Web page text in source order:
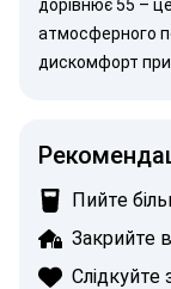
дорівнює 55 –
атмосферного
дискомфорт при
Пийте
Закрийте
Слідкуйте